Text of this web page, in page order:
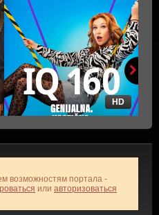
HD
возможностям портала -
или авторизоваться